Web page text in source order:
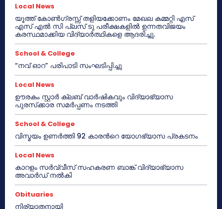
Local News
യൂത്ത് കോൺഗ്രസ്സ് തളിയക്കോണം മേഖല കമ്മറ്റി എസ്
എസ് എൽ സി പ്ലസ് ടു പരീക്ഷകളിൽ ഉന്നതവിജയം
കരസ്ഥമാക്കിയ വിദ്യാർത്ഥികളെ ആദരിച്ചു.
School & College
“നവ് ഓറ” പരിപാടി സംഘടിപ്പിച്ചു
Local News
ഊരകം സ്റ്റാർ ക്ലബ് വാർഷികവും വിദ്യാഭ്യാസ
പുരസ്‌ക്കാര സമർപ്പണം നടത്തി
School & College
വിസ്മയം ഉണർത്തി 92 കാരൻറെ യോഗഭ്യാസ പ്രകടനം
Local News
കാറളം സർവ്വീസ് സഹകരണ ബാങ്ക് വിദ്യാഭ്യാസ
അവാർഡ് നൽകി
Obituaries
നിര്യാതനായി